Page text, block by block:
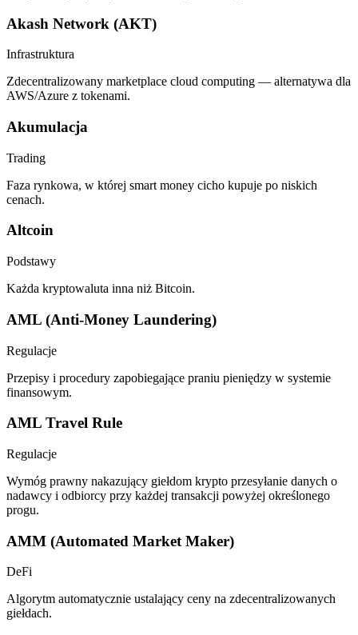
Akash Network (AKT)
Infrastruktura
Zdecentralizowany marketplace cloud computing — alternatywa dla
AWS/Azure z tokenami.
Akumulacja
Trading
Faza rynkowa, w której smart money cicho kupuje po niskich
cenach.
Altcoin
Podstawy
Każda kryptowaluta inna niż Bitcoin.
AML (Anti-Money Laundering)
Regulacje
Przepisy i procedury zapobiegające praniu pieniędzy w systemie
finansowym.
AML Travel Rule
Regulacje
Wymóg prawny nakazujący giełdom krypto przesyłanie danych o
nadawcy i odbiorcy przy każdej transakcji powyżej określonego
progu.
AMM (Automated Market Maker)
DeFi
Algorytm automatycznie ustalający ceny na zdecentralizowanych
giełdach.